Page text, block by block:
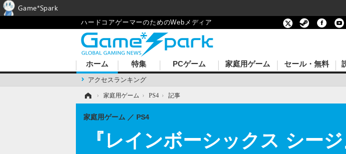
ハードコアゲーマーのためのWebメディア
ホーム
アクセスランキング
特集 PCゲーム 家庭用ゲーム セール・無料
› 家庭用ゲーム › PS4 › 記事
『レインボーシックス シー
家庭用ゲーム PS4
Game*Spark